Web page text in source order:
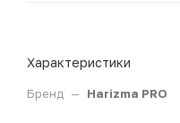
Характеристики
Бренд — Harizma PRO